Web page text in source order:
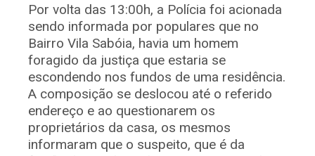
Por volta das 13:00h, a Polícia foi acionada
sendo informada por populares que no
Bairro Vila Sabóia, havia um homem
foragido da justiça que estaria se
escondendo nos fundos de uma residência.
A composição se deslocou até o referido
endereço e ao questionarem os
proprietários da casa, os mesmos
informaram que o suspeito, que é da